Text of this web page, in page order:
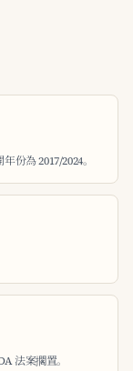
份為 2017/2024。
法案擱置。